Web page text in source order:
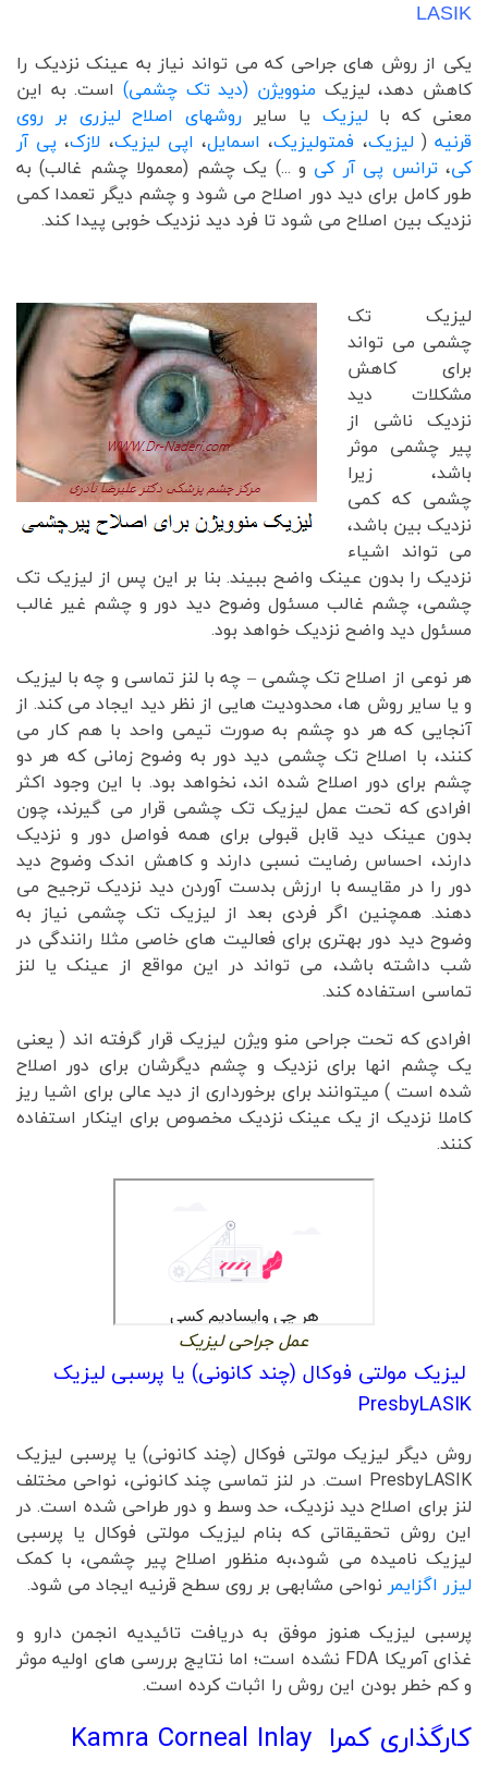
LASIK
یکی از روش های جراحی که می تواند نیاز به عینک نزدیک را
کاهش دهد، لیزیک منوویژن (دید تک چشمی) است. به این
معنی که با لیزیک یا سایر روشهای اصلاح لیزری بر روی
قرنیه( لیزیک، فمتولیزیک، اسمایل،اپی لیزیک، لازک،پی آر
کی،ترانس پی آر کی و ...) یک چشم (معمولا چشم غالب) به
طور کامل برای دید دور اصلاح می شود و چشم دیگر تعمدا کمی
نزدیک بین اصلاح می شود تا فرد دید نزدیک خوبی پیدا کند.
لیزیک تک
چشمی می تواند
برای کاهش
مشکلات دید
نزدیک ناشی از
پیر چشمی موثر
باشد، زیرا
چشمی که کمی
نزدیک بین باشد،
می تواند اشیاء
نزدیک را بدون عینک واضح ببیند. بنا بر این پس از لیزیک تک
چشمی، چشم غالب مسئول وضوح دید دور و چشم غیر غالب
مسئول دید واضح نزدیک خواهد بود.
هر نوعی از اصلاح تک چشمی – چه با لنز تماسی و چه با لیزیک
و یا سایر روش ها، محدودیت هایی از نظر دید ایجاد می کند. از
آنجایی که هر دو چشم به صورت تیمی واحد با هم کار می
کنند، با اصلاح تک چشمی دید دور به وضوح زمانی که هر دو
چشم برای دور اصلاح شده اند، نخواهد بود. با این وجود اکثر
افرادی که تحت عمل لیزیک تک چشمی قرار می گیرند، چون
بدون عینک دید قابل قبولی برای همه فواصل دور و نزدیک
دارند، احساس رضایت نسبی دارند و کاهش اندک وضوح دید
دور را در مقایسه با ارزش بدست آوردن دید نزدیک ترجیح می
دهند. همچنین اگر فردی بعد از لیزیک تک چشمی نیاز به
وضوح دید دور بهتری برای فعالیت های خاصی مثلا رانندگی در
شب داشته باشد، می تواند در این مواقع از عینک یا لنز
تماسی استفاده کند.
افرادی که تحت جراحی منو ویژن لیزیک قرار گرفته اند ( یعنی
یک چشم انها برای نزدیک و چشم دیگرشان برای دور اصلاح
شده است ) میتوانند برای برخورداری از دید عالی برای اشیا ریز
کاملا نزدیک از یک عینک نزدیک مخصوص برای اینکار استفاده
کنند.
عمل جراحی لیزیک
لیزیک مولتی فوکال (چند کانونی) یا پرسبی لیزیک
PresbyLASIK
روش دیگر لیزیک مولتی فوکال (چند کانونی) یا پرسبی لیزیک
PresbyLASIK است. در لنز تماسی چند کانونی، نواحی مختلف
لنز برای اصلاح دید نزدیک، حد وسط و دور طراحی شده است. در
این روش تحقیقاتی که بنام لیزیک مولتی فوکال یا پرسبی
لیزیک نامیده می شود،به منظور اصلاح پیر چشمی، با کمک
لیزر اگزایمر نواحی مشابهی بر روی سطح قرنیه ایجاد می شود.
پرسبی لیزیک هنوز موفق به دریافت تائیدیه انجمن دارو و
غذای آمریکا FDA نشده است؛ اما نتایج بررسی های اولیه موثر
و کم خطر بودن این روش را اثبات کرده است.
کارگذاری کمرا Kamra Corneal Inlay